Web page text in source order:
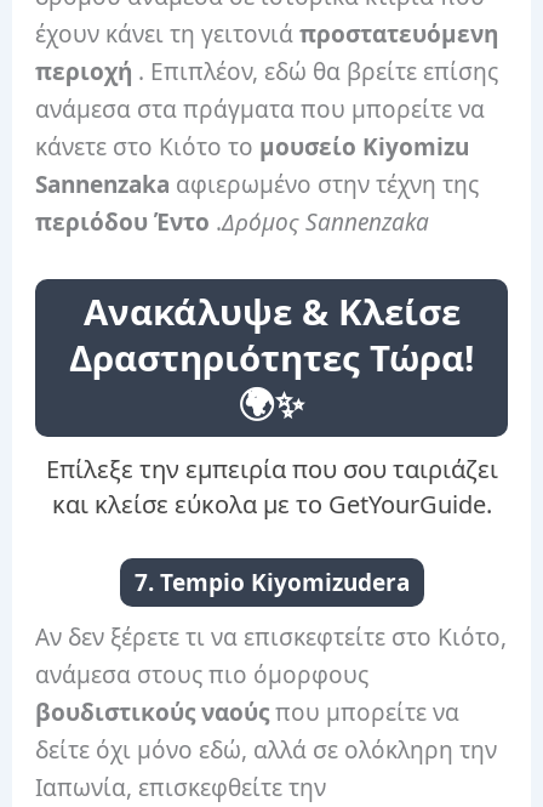
έχουν κάνει τη γειτονιάπροστατευόμενη
περιοχή . Επιπλέον, εδώ θα βρείτε επίσης
ανάμεσα στα πράγματα που μπορείτε να
κάνετε στο Κιότο το μουσείο Kiyomizu
Sannenzaka αφιερωμένο στην τέχνη της
περιόδου Έντο .Δρόμος Sannenzaka
Ανακάλυψε & Κλείσε
Δραστηριότητες Τώρα!
🌍✨
Επίλεξε την εμπειρία που σου ταιριάζει
και κλείσε εύκολα με το GetYourGuide.
7. Tempio Kiyomizudera
Αν δεν ξέρετε τι να επισκεφτείτε στο Κιότο,
ανάμεσα στους πιο όμορφους
βουδιστικούς ναούςπου μπορείτε να
δείτε όχι μόνο εδώ, αλλά σε ολόκληρη την
Ιαπωνία, επισκεφθείτε την